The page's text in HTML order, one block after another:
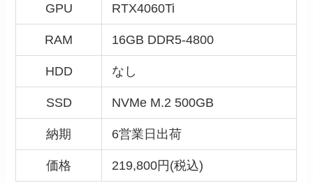
GPU RTX4060Ti
RAM 16GB DDR5-4800
HDD なし
SSD NVMe M.2 500GB
納期 6営業日出荷
価格 219,800円(税込)